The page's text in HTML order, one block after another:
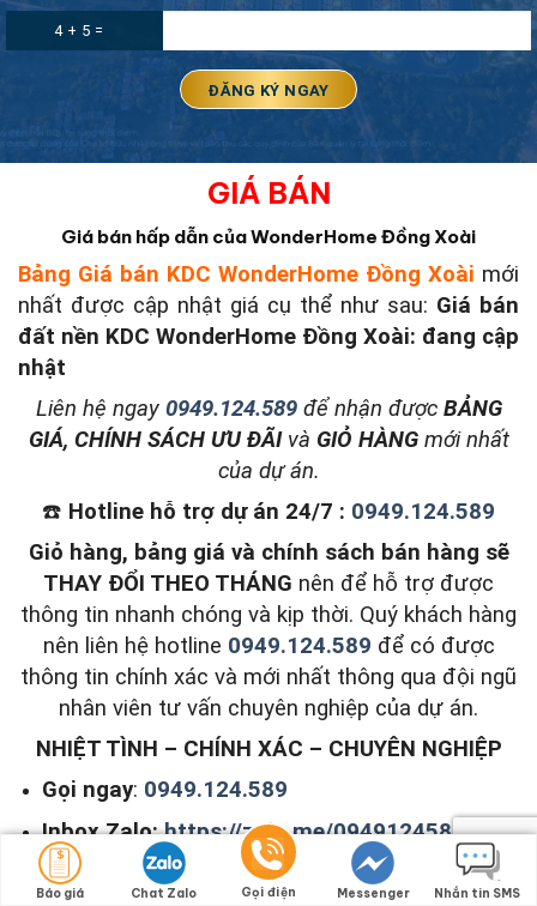
4 + 5 =
GIÁ BÁN
Giá bán hấp dẫn của WonderHome Đồng Xoài
Bảng Giá bán KDC WonderHome Đồng Xoài mới
nhất được cập nhật giá cụ thể như sau: Giá bán
đất nền KDC WonderHome Đồng Xoài: đang cập
nhật
Liên hệ ngay 0949.124.589để nhận được BẢNG
GIÁ, CHÍNH SÁCH ƯU ĐÃIvà GIỎ HÀNGmới nhất
của dự án.
☎️ Hotline hỗ trợ dự án 24/7 : 0949.124.589
Giỏ hàng, bảng giá và chính sách bán hàng sẽ
THAY ĐỔI THEO THÁNG nên để hỗ trợ được
thông tin nhanh chóng và kịp thời. Quý khách hàng
nên liên hệ hotline 0949.124.589 để có được
thông tin chính xác và mới nhất thông qua đội ngũ
nhân viên tư vấn chuyên nghiệp của dự án.
NHIỆT TÌNH – CHÍNH XÁC – CHUYÊN NGHIỆP
Gọi ngay: 0949.124.589
Inbox Zalo:https://zalo.me/0949124589
Inbox Viber:viber://chat?
Báo giá Chat Zalo Gọi điện Messenger Nhắn tin SMS